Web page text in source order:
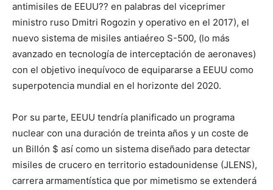
antimisiles de EEUU?? en palabras del viceprimer
ministro ruso Dmitri Rogozin y operativo en el 2017), el
nuevo sistema de misiles antiaéreo S-500, (lo más
avanzado en tecnología de interceptación de aeronaves)
con el objetivo inequívoco de equipararse a EEUU como
superpotencia mundial en el horizonte del 2020.
Por su parte, EEUU tendría planificado un programa
nuclear con una duración de treinta años y un coste de
un Billón $ así como un sistema diseñado para detectar
misiles de crucero en territorio estadounidense (JLENS),
carrera armamentística que por mimetismo se extenderá